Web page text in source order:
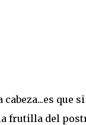
que
frutilla del